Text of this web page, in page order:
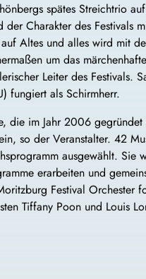
spätes Streichtrio
Charakter des Festivals
Altes und alles wird mit
um das
Leiter des Festivals.
fungiert als Schirmherr.
die im Jahr 2006
so der Veranstalter. 42
ausgewählt. Sie
erarbeiten und
Festival Orchester
Tiffany Poon und Louis